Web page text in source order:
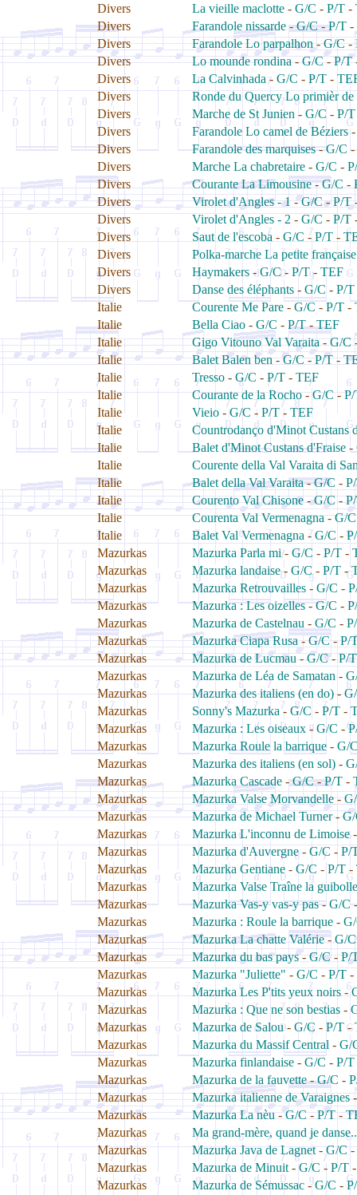
Divers La vieille maclotte - G/C - P/T -
Divers
Farandole nissarde-G/C-P/T -
Divers
Farandole Lo parpalhon-G/C-
Divers
Lo mounde rondina-G/C-P/T
Divers
La Calvinhada- G/C - P/T -
Divers
Ronde du Quercy Lo primièr de
Divers
Marche de St Junien - G/C - P/T
Divers
Farandole Lo camel de Béziers
Divers
Farandole des marquises-G/C -
Divers
Marche La chabretaire - G/C -
Divers
Courante La Limousine-G/C -
Divers
Virolet d'Angles - 1-G/C-P/T
Divers
Virolet d'Angles - 2 - G/C - P/T
Divers
Saut de l'escoba - G/C -P/T -
Divers
Polka-marche La petite française
Divers
Haymakers -G/C- P/T- TEF
Divers
Danse des éléphants - G/C - P/T
Italie
Courente Me Pare - G/C - P/T -
Italie
Bella Ciao - G/C - P/T-TEF
Italie
Gigo Vitouno Val Varaita-G/C
Italie
Balet Balen ben-G/C-P/T-
Italie
Tresso - G/C - P/T - TEF
Italie
Courante de la Rocho-G/C-
Italie
Vieio -G/C - P/T - TEF
Italie
Countrodanço d'Minot Custans
Italie
Balet d'Minot Custans d'Fraise -
Italie
Courente della Val Varaita di
Italie
Balet della Val Varaita-G/C -
Italie
Courento Val Chisone-G/C-
Italie
Courenta Val Vermenagna-G/C
Italie
Balet Val Vermenagna -G/C -
Mazurkas
Mazurka Parla mi- G/C -P/T -
Mazurkas
Mazurka landaise- G/C- P/T -
Mazurkas
Mazurka Retrouvailles - G/C -
Mazurkas
Mazurka : Les oizelles-G/C -
Mazurkas
Mazurka de Castelnau - G/C -
Mazurkas
Mazurka Ciapa Rusa-G/C-P/
Mazurkas
Mazurka de Lucmau-G/C-P/T
Mazurkas
Mazurka de Léa de Samatan -
Mazurkas
Mazurka des italiens (en do)-
Mazurkas
Sonny's Mazurka- G/C - P/T -
Mazurkas
Mazurka : Les oiseaux -G/C -
Mazurkas
Mazurka Roule la barrique - G/
Mazurkas
Mazurka des italiens (en sol) -
Mazurkas
Mazurka Cascade -G/C-P/T -
Mazurkas
Mazurka Valse Morvandelle-
Mazurkas
Mazurka de Michael Turner-
Mazurkas
Mazurka L'inconnu de Limoise
Mazurkas
Mazurka d'Auvergne- G/C - P/
Mazurkas
Mazurka Gentiane - G/C - P/T -
Mazurkas
Mazurka Valse Traîne la guibolle
Mazurkas
Mazurka Vas-y vas-y pas-G/C
Mazurkas
Mazurka : Roule la barrique -
Mazurkas
Mazurka La chatte Valérie-G/C
Mazurkas
Mazurka du bas pays-G/C-P/
Mazurkas
Mazurka "Juliette" - G/C - P/T -
Mazurkas
Mazurka Les P'tits yeux noirs -
Mazurkas
Mazurka : Que ne son bestias -
Mazurkas
Mazurka de Salou- G/C - P/T-
Mazurkas
Mazurka du Massif Central - G/
Mazurkas
Mazurka finlandaise - G/C - P/T
Mazurkas
Mazurka de la fauvette-G/C -
Mazurkas
Mazurka italienne de Varaignes
Mazurkas
Mazurka La nèu-G/C-P/T-
Mazurkas
Ma grand-mère, quand je
Mazurkas
Mazurka Java de Lagnet-G/C-
Mazurkas
Mazurka de Minuit -G/C - P/T
Mazurkas
Mazurka de Sémussac -G/C -